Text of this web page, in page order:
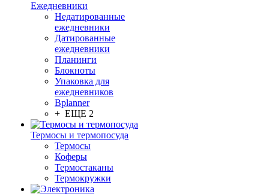
Ежедневники
Недатированные
ежедневники
Датированные
ежедневники
Планинги
Блокноты
Упаковка для
ежедневников
Bplanner
+ ЕЩЕ 2
Термосы и термопосуда
Термосы
Коферы
Термостаканы
Термокружки